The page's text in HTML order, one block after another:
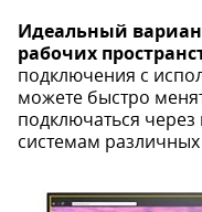
Идеальный
рабочих
подключения с
можете быстро
подключаться через
системам